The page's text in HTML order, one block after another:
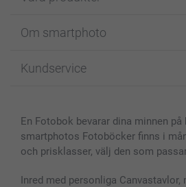
Fotokort
Fotoböcker
Skal till Mobil & Surfplatta
MyNameBook
Fotoramar & Tillbehör
Om smartphoto
För affiliates
Sitemap
Villkor och garantier
Kundservice
smartbonus
Priser & betalning
En Fotobok bevarar dina minnen på
smartphotos Fotoböcker finns i
och prisklasser, välj den som
Inred med personliga Canvastavlor,